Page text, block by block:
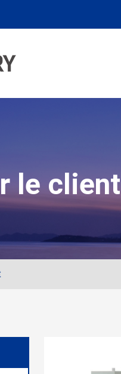
le client